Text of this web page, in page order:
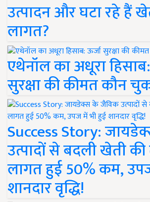
उत्पादन और घटा रहे हैं
लागत?
एथेनॉल का अधूरा
सुरक्षा की कीमत कौन
Success Story:
उत्पादों से बदली खेती की
लागत हुई 50% कम,
शानदार वृद्धि!